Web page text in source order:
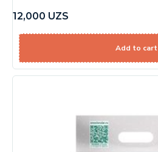
12,000 UZS
Add to cart